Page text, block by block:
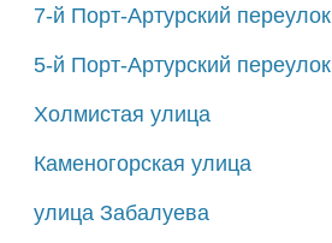
7-й Порт-Артурский переулок
5-й Порт-Артурский переулок
Холмистая улица
Каменогорская улица
улица Забалуева